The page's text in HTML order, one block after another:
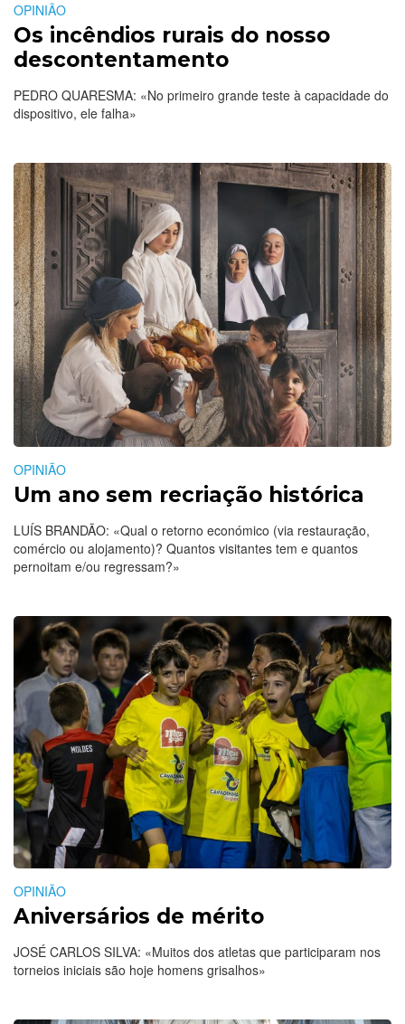
OPINIÃO
Os incêndios rurais do nosso
descontentamento
PEDRO QUARESMA: «No primeiro grande teste à capacidade do
dispositivo, ele falha»
OPINIÃO
Um ano sem recriação histórica
LUÍS BRANDÃO: «Qual o retorno económico (via restauração,
comércio ou alojamento)? Quantos visitantes tem e quantos
pernoitam e/ou regressam?»
OPINIÃO
Aniversários de mérito
JOSÉ CARLOS SILVA: «Muitos dos atletas que participaram nos
torneios iniciais são hoje homens grisalhos»